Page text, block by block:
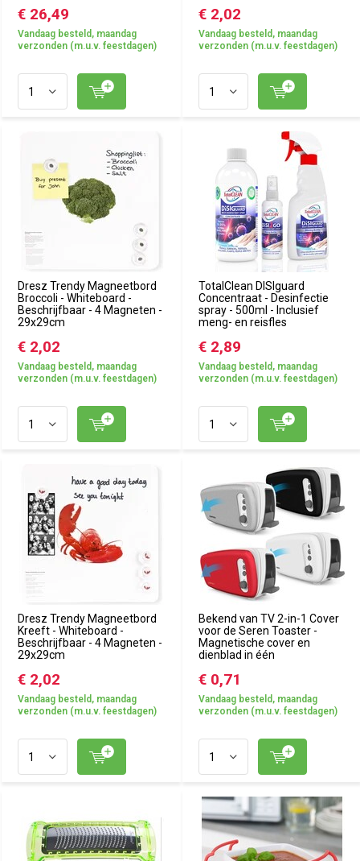
€ 26,49
Vandaag besteld, maandag
verzonden (m.u.v. feestdagen)
€ 2,02
Vandaag besteld, maandag
verzonden (m.u.v. feestdagen)
Dresz Trendy Magneetbord
Broccoli - Whiteboard -
Beschrijfbaar - 4 Magneten -
29x29cm
€ 2,02
Vandaag besteld, maandag
verzonden (m.u.v. feestdagen)
TotalClean DISIguard
Concentraat - Desinfectie
spray - 500ml - Inclusief
meng- en reisfles
€ 2,89
Vandaag besteld, maandag
verzonden (m.u.v. feestdagen)
Dresz Trendy Magneetbord
Kreeft - Whiteboard -
Beschrijfbaar - 4 Magneten -
29x29cm
€ 2,02
Vandaag besteld, maandag
verzonden (m.u.v. feestdagen)
Bekend van TV 2-in-1 Cover
voor de Seren Toaster -
Magnetische cover en
dienblad in één
€ 0,71
Vandaag besteld, maandag
verzonden (m.u.v. feestdagen)